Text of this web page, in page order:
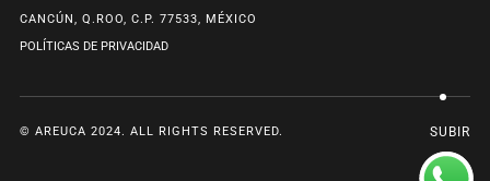
CANCÚN, Q.ROO, C.P. 77533, MÉXICO
POLÍTICAS DE PRIVACIDAD
© AREUCA 2024. ALL RIGHTS RESERVED. SUBIR